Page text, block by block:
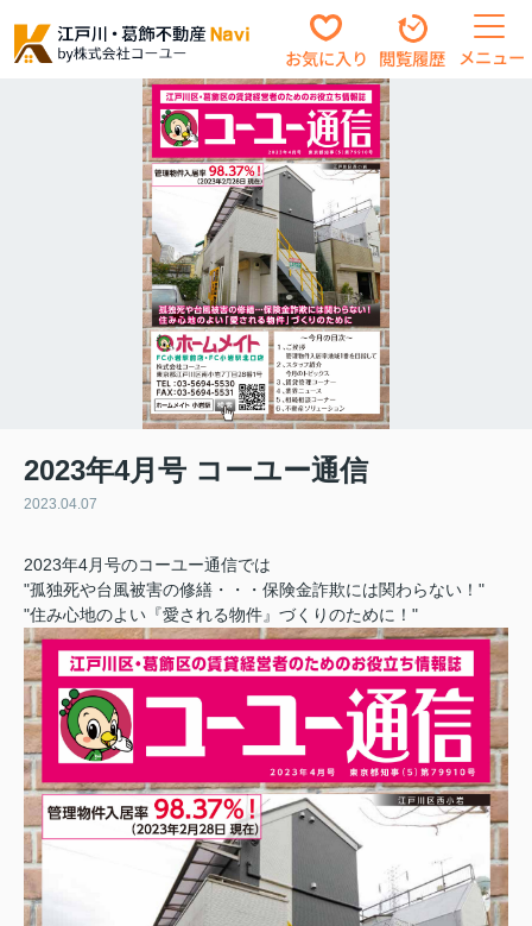
お気に入り 閲覧履歴 メニュー
2023年4月号 コーユー通信
2023.04.07
2023年4月号のコーユー通信では
"孤独死や台風被害の修繕・・・保険金詐欺には関わらない！"
"住み心地のよい『愛される物件』づくりのために！"